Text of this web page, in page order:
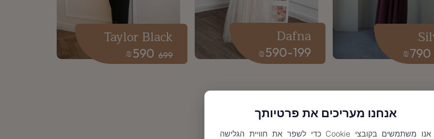
790
₪
199
-
590
₪
Dafna
699
590
₪
Taylor Black
אנחנו מעריכים את פרטיותך
אנו משתמשים בקובצי Cookie כדי לשפר את חוויית הגלישה